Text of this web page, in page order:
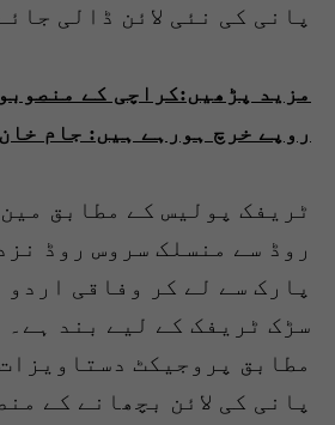
پانی کی نئی لائن ڈالی
روپے خرچ ہورہے ہیں: جام
ٹریفک پولیس کے مطابق
روڈ سے منسلک سروس روڈ
پارک سے لے کر وفاقی
سڑک ٹریفک کے لیے بند ہے۔
مطابق پروجیکٹ
پانی کی لائن بچھانے کے